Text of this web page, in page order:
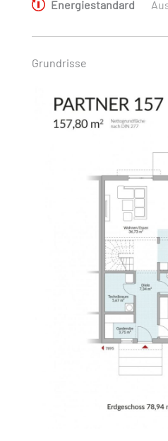
Energiestandard
Grundrisse